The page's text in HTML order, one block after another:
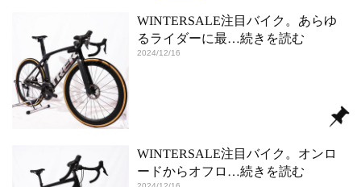
WINTERSALE注目バイク。あらゆ
るライダーに最…続きを読む
2024/12/16
WINTERSALE注目バイク。オンロ
ードからオフロ …続きを読む